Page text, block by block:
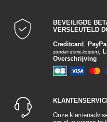
BEVEILIGDE
VERSLEUTELD
Creditcard , PayPal
zonder extra kosten),
Overschrijving
Onze